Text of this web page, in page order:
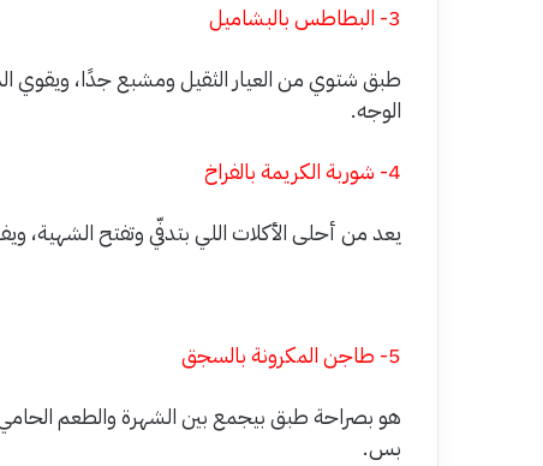
3- البطاطس بالبشاميل
طبق شتوي من العيار الثقيل ومشبع جدًا، ويقوي
الوجه.
4- شوربة الكريمة بالفراخ
يعد من أحلى الأكلات اللي بتدفّي وتفتح الشهية،
5- طاجن المكرونة بالسجق
هو بصراحة طبق بيجمع بين الشهرة والطعم
بس.